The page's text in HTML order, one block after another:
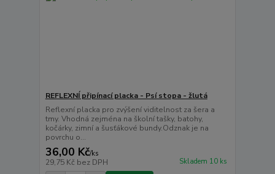
REFLEXNÍ připínací placka - Psí stopa - žlutá
Reflexní placka pro zvýšení viditelnost za šera a
tmy. Vhodná zejména na školní tašky, batohy,
kočárky, zimní a šusťákové bundy.Odznak je na
povrchu o...
36,00 Kč/ks
29,75 Kč bez DPH Skladem 10 ks